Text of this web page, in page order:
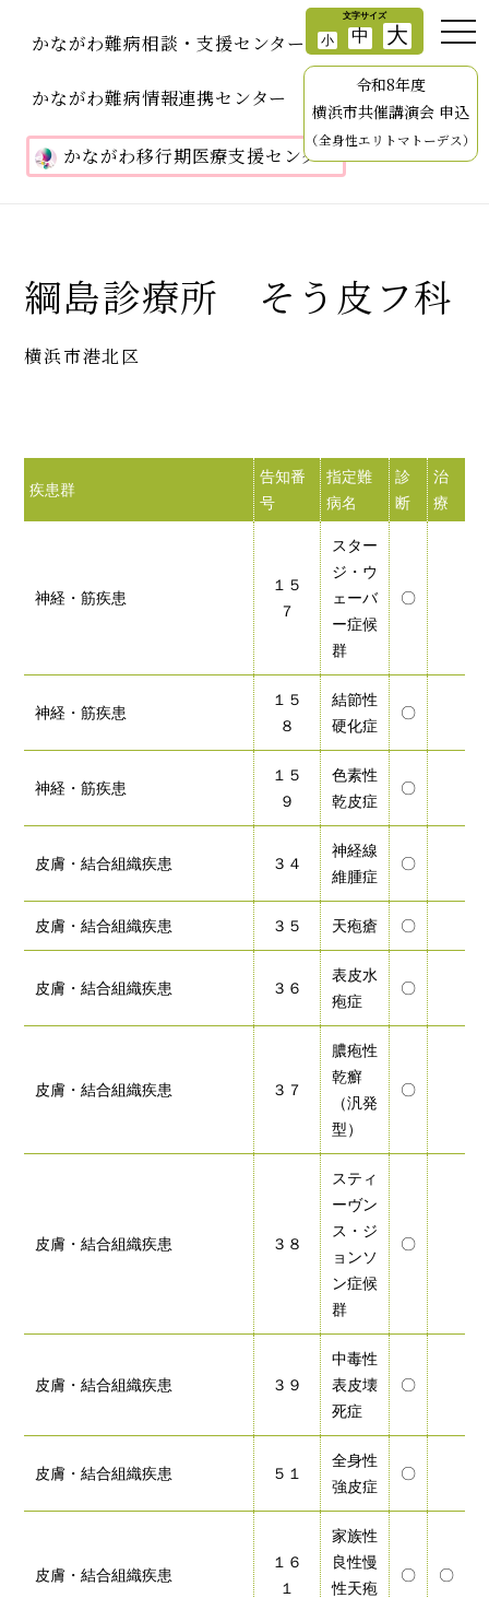
かながわ難病相談・支援センター
かながわ難病情報連携センター
かながわ移行期医療支援センター
令和8年度
横浜市共催講演会 申込
（全身性エリトマトーデス）
綱島診療所 そう皮フ科
横浜市港北区
疾患群
告知番
号
指定難
病名
診
断
治
療
神経・筋疾患
１５
７
スター
ジ・ウ
ェーバ
ー症候
群
〇
神経・筋疾患
１５
８
結節性
硬化症
〇
神経・筋疾患
１５
９
色素性
乾皮症
〇
皮膚・結合組織疾患 ３４
神経線
維腫症
〇
皮膚・結合組織疾患 ３５ 天疱瘡 〇
皮膚・結合組織疾患 ３６
表皮水
疱症
〇
皮膚・結合組織疾患 ３７
膿疱性
乾癬
（汎発
型）
〇
皮膚・結合組織疾患 ３８
スティ
ーヴン
ス・ジ
ョンソ
ン症候
群
〇
皮膚・結合組織疾患 ３９
中毒性
表皮壊
死症
〇
皮膚・結合組織疾患 ５１
全身性
強皮症
〇
皮膚・結合組織疾患
１６
１
家族性
良性慢
性天疱
〇 〇